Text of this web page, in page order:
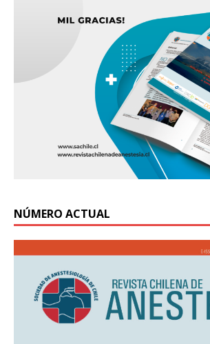
NÚMERO ACTUAL